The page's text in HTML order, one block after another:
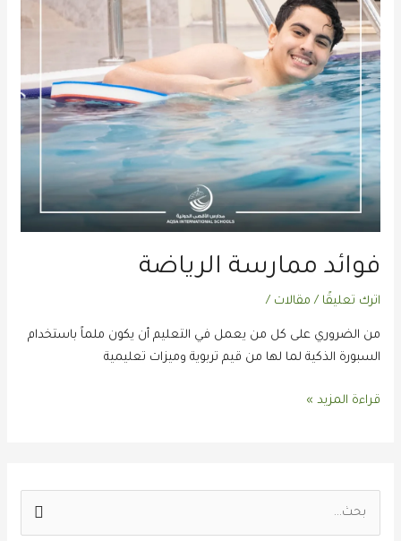
فوائد ممارسة الرياضة
اترك تعليقًا / مقالات /
من الضروري على كل من يعمل في التعليم أن يكون ملماً باستخدام
السبورة الذكية لما لها من قيم تربوية وميزات تعليمية
قراءة المزيد »